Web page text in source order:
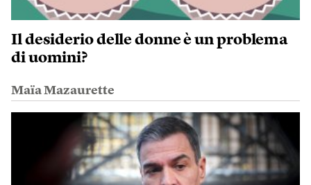
Il desiderio delle donne è un problema
di uomini?
Maïa Mazaurette